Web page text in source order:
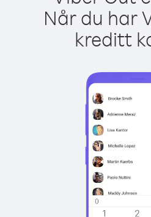
Når du har
kreditt